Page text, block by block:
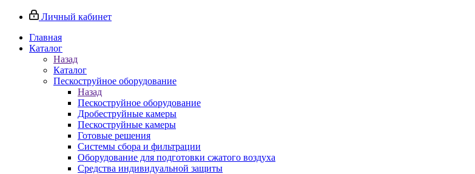
Личный кабинет
Главная
Каталог
Назад
Каталог
Пескоструйное оборудование
Назад
Пескоструйное оборудование
Дробеструйные камеры
Пескоструйные камеры
Готовые решения
Системы сбора и фильтрации
Оборудование для подготовки сжатого воздуха
Средства индивидуальной защиты